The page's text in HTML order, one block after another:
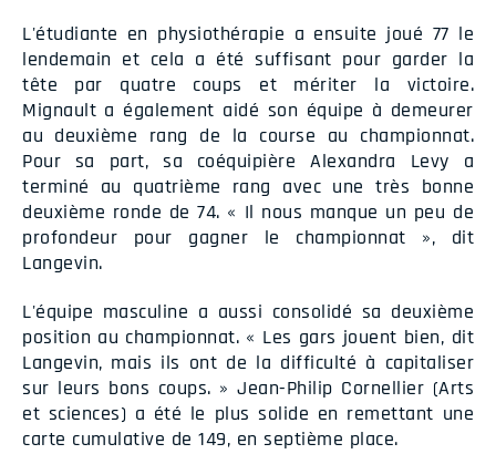
L'étudiante en physiothérapie a ensuite joué 77 le
lendemain et cela a été suffisant pour garder la
tête par quatre coups et mériter la victoire.
Mignault a également aidé son équipe à demeurer
au deuxième rang de la course au championnat.
Pour sa part, sa coéquipière Alexandra Levy a
terminé au quatrième rang avec une très bonne
deuxième ronde de 74. « Il nous manque un peu de
profondeur pour gagner le championnat », dit
Langevin.
L'équipe masculine a aussi consolidé sa deuxième
position au championnat. « Les gars jouent bien, dit
Langevin, mais ils ont de la difficulté à capitaliser
sur leurs bons coups. » Jean-Philip Cornellier (Arts
et sciences) a été le plus solide en remettant une
carte cumulative de 149, en septième place.